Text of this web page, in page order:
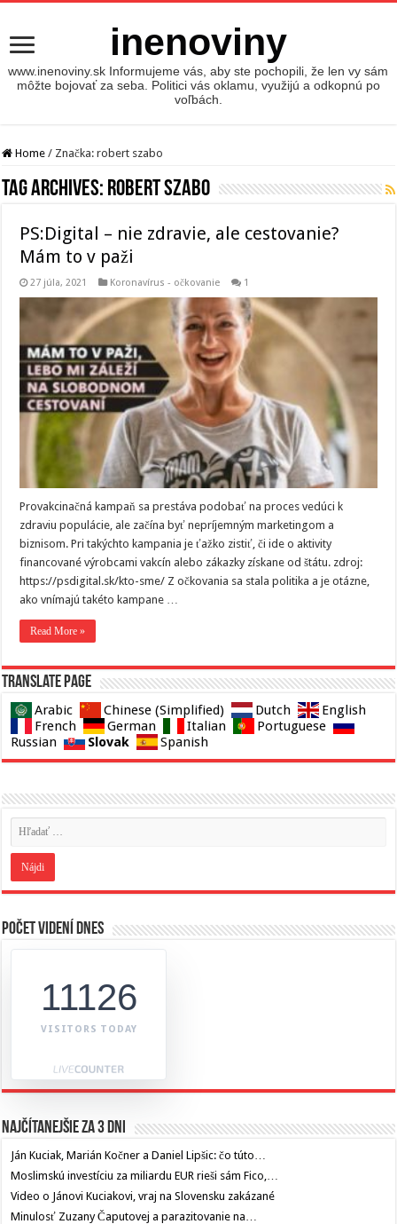
inenoviny
www.inenoviny.sk Informujeme vás, aby ste pochopili, že len vy sám
môžte bojovať za seba. Politici vás oklamu, využijú a odkopnú po
voľbách.
Home / Značka:robert szabo
Tag Archives: robert szabo
PS:Digital – nie zdravie, ale cestovanie?
Mám to v paži
27 júla, 2021 Koronavírus - očkovanie 1
Provakcinačná kampaň sa prestáva podobať na proces vedúci k
zdraviu populácie, ale začína byť nepríjemným marketingom a
biznisom. Pri takýchto kampania je ťažko zistiť, či ide o aktivity
financované výrobcami vakcín alebo zákazky získane od štátu. zdroj:
https://psdigital.sk/kto-sme/ Z očkovania sa stala politika a je otázne,
ako vnímajú takéto kampane …
Read More »
Translate page
Arabic Chinese (Simplified) Dutch
English
French
German Italian
Portuguese
Russian
Slovak Spanish
Počet videní dnes
11126
VISITORS TODAY
Najčítanejšie za 3 dni
Ján Kuciak, Marián Kočner a Daniel Lipšic: čo túto…
Moslimskú investíciu za miliardu EUR rieši sám Fico,…
Video o Jánovi Kuciakovi, vraj na Slovensku zakázané
Minulosť Zuzany Čaputovej a parazitovanie na…